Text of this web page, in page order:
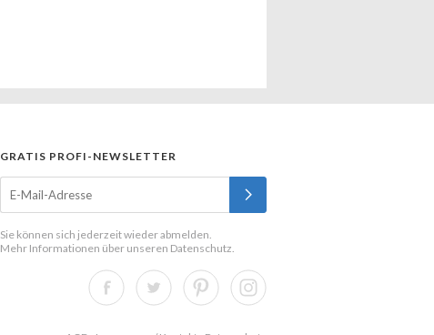
GRATIS PROFI-NEWSLETTER
Sie können sich jederzeit wieder abmelden.
Mehr Informationen über unseren Datenschutz.